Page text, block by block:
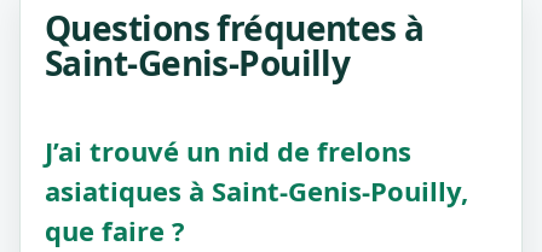
Questions fréquentes à
Saint-Genis-Pouilly
J’ai trouvé un nid de frelons
asiatiques à Saint-Genis-Pouilly,
que faire ?